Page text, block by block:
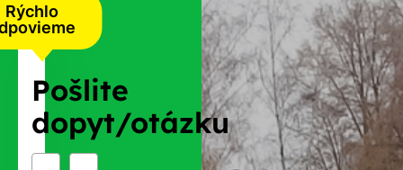
Rýchlo
Pošlite
dopyt/otázku